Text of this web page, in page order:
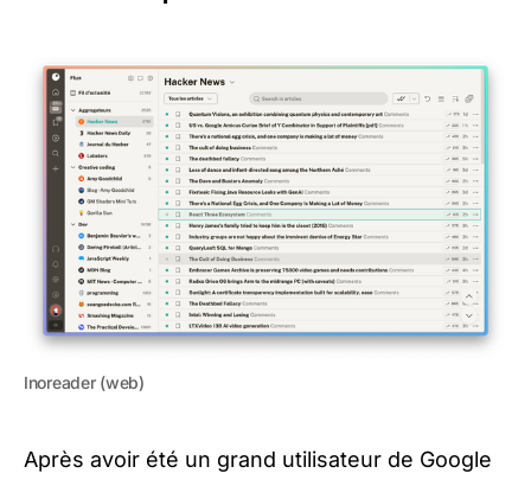
Inoreader (web)
Après avoir été un grand utilisateur de Google